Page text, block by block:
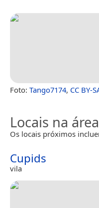
Foto: Tango7174, CC BY-
Locais na área
Os locais próximos
Cupids
vila